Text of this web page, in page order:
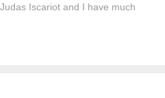
Iscariot and I have much